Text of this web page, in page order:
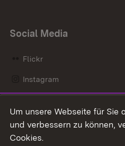
Social Media
Flickr
Instagram
Mastodon
Messenger
Um unsere Webseite für Sie
und verbessern zu können,
Cookies.